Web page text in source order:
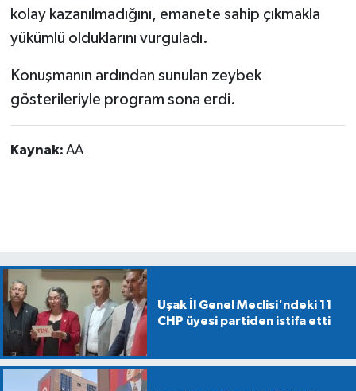
kolay kazanılmadığını, emanete sahip çıkmakla
yükümlü olduklarını vurguladı.
Konuşmanın ardından sunulan zeybek
gösterileriyle program sona erdi.
Kaynak: AA
Uşak İl Genel Meclisi'ndeki 11
CHP üyesi partiden istifa etti